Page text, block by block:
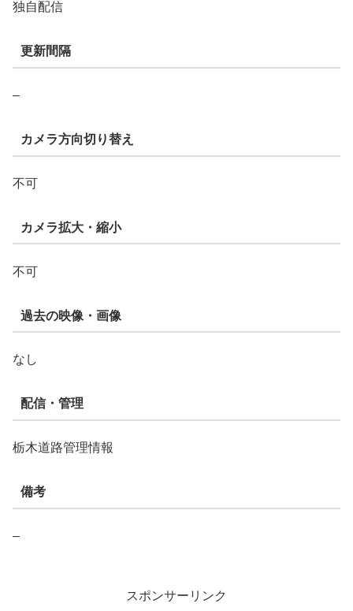
独自配信
更新間隔
–
カメラ方向切り替え
不可
カメラ拡大・縮小
不可
過去の映像・画像
なし
配信・管理
栃木道路管理情報
備考
–
スポンサーリンク